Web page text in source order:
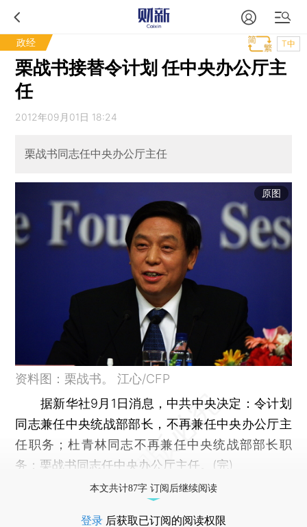
政经 T中
栗战书接替令计划 任中央办公厅主
任
2012年09月01日 18:24
栗战书同志任中央办公厅主任
原图
资料图：栗战书。 江心/CFP
据新华社9月1日消息，中共中央决定：令计划
同志兼任中央统战部部长，不再兼任中央办公厅主
任职务；杜青林同志不再兼任中央统战部部长职
务；栗战书同志任中央办公厅主任。(完)
本文共计87字 订阅后继续阅读
登录 后获取已订阅的阅读权限